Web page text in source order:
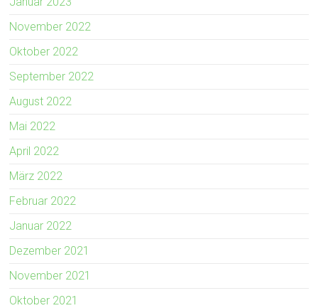
November 2022
Oktober 2022
September 2022
August 2022
Mai 2022
April 2022
März 2022
Februar 2022
Januar 2022
Dezember 2021
November 2021
Oktober 2021